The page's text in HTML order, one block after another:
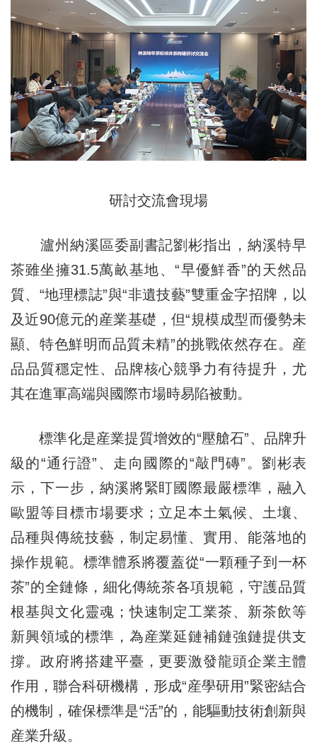
研討交流會現場
瀘州納溪區委副書記劉彬指出，納溪特早
茶雖坐擁31.5萬畝基地、“早優鮮香”的天然品
質、“地理標誌”與“非遺技藝”雙重金字招牌，以
及近90億元的産業基礎，但“規模成型而優勢未
顯、特色鮮明而品質未精”的挑戰依然存在。産
品品質穩定性、品牌核心競爭力有待提升，尤
其在進軍高端與國際市場時易陷被動。
標準化是産業提質增效的“壓艙石”、品牌升
級的“通行證”、走向國際的“敲門磚”。劉彬表
示，下一步，納溪將緊盯國際最嚴標準，融入
歐盟等目標市場要求；立足本土氣候、土壤、
品種與傳統技藝，制定易懂、實用、能落地的
操作規範。標準體系將覆蓋從“一顆種子到一杯
茶”的全鏈條，細化傳統茶各項規範，守護品質
根基與文化靈魂；快速制定工業茶、新茶飲等
新興領域的標準，為産業延鏈補鏈強鏈提供支
撐。政府將搭建平臺，更要激發龍頭企業主體
作用，聯合科研機構，形成“産學研用”緊密結合
的機制，確保標準是“活”的，能驅動技術創新與
産業升級。